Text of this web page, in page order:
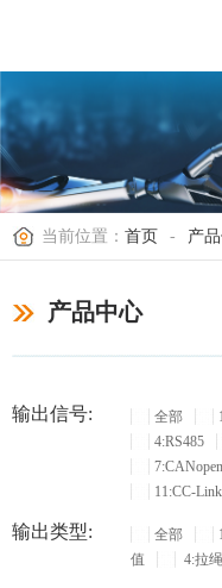
当前位置： 首页 - 产
产品中心
输出信号: 全部
4:RS485
7:CANopen
11:CC-Link
输出类型: 全部
值
4:拉绳